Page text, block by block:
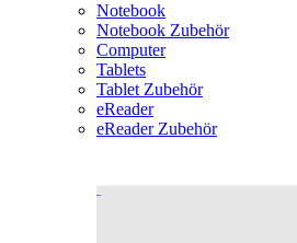
Notebook
Notebook Zubehör
Computer
Tablets
Tablet Zubehör
eReader
eReader Zubehör